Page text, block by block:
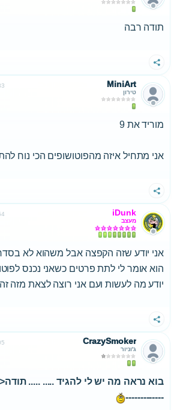
תודה רבה
שתף
MiniArt
טירון
מוריד את 9
אני מתחיל איזה מהפוטושופים הכי נוח
שתף
iDunk
מעצב
אני יודע שזה הקפצה אבל משהוא לא
הוא אומר לי לתת פרטים כשאני נכנס
יודע מה לעשות ועם אני רוצה לצאת מזה
שתף
CrazySmoker
ג'וניור
בוא נראה מה יש לי להגיד ..... .....
-------------